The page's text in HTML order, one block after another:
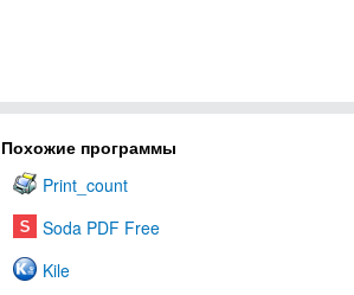
Похожие программы
Print_count
Soda PDF Free
Kile